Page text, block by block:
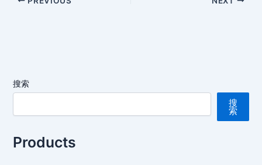
搜索
搜
索
Products